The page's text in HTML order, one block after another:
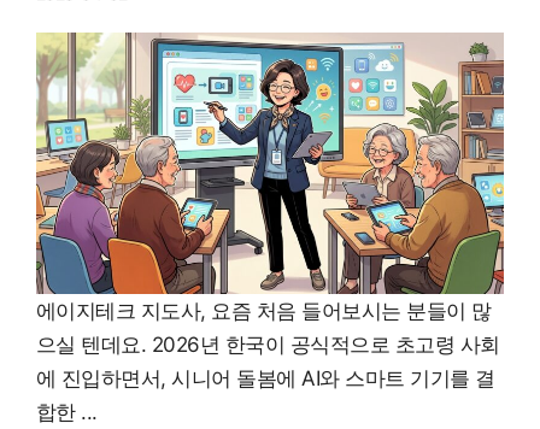
에이지테크 지도사, 요즘 처음 들어보시는 분들이 많
으실 텐데요. 2026년 한국이 공식적으로 초고령 사회
에 진입하면서, 시니어 돌봄에 AI와 스마트 기기를 결
합한 ...